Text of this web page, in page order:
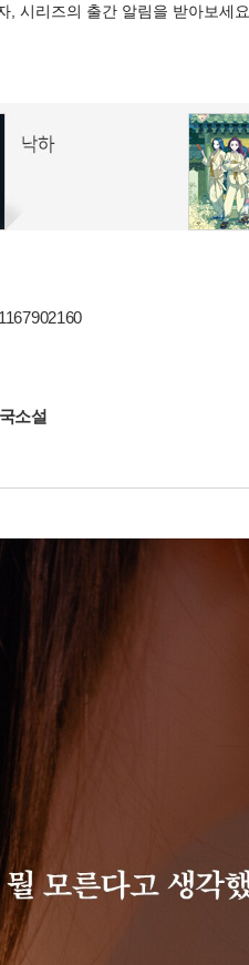
, 시리즈의 출간 알림을 받아보세요
소설